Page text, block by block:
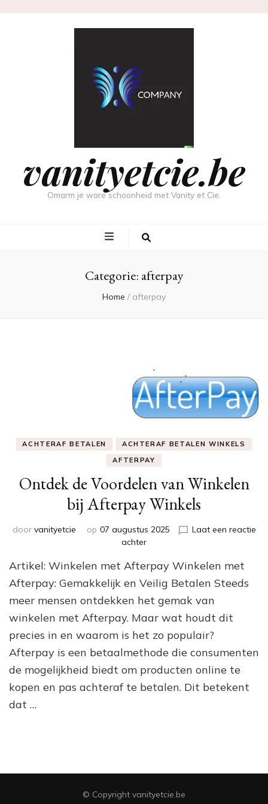
vanityetcie.be
Omarm je ware schoonheid met Vanity et Cie.
Categorie: afterpay
Home / afterpay
ACHTERAF BETALEN
ACHTERAF BETALEN WINKELS
AFTERPAY
Ontdek de Voordelen van Winkelen
bij Afterpay Winkels
door vanityetcie op 07 augustus 2025
Laat een reactie
achterop
de
Voordelen
Winkelen
bij
Afterpay
Winkels
Artikel: Winkelen met Afterpay Winkelen met
Afterpay: Gemakkelijk en Veilig Betalen Steeds
meer mensen ontdekken het gemak van
winkelen met Afterpay. Maar wat houdt dit
precies in en waarom is het zo populair?
Afterpay is een betaalmethode die consumenten
de mogelijkheid biedt om producten online te
kopen en pas achteraf te betalen. Dit betekent
dat …
© Copyright vanityetcie.be